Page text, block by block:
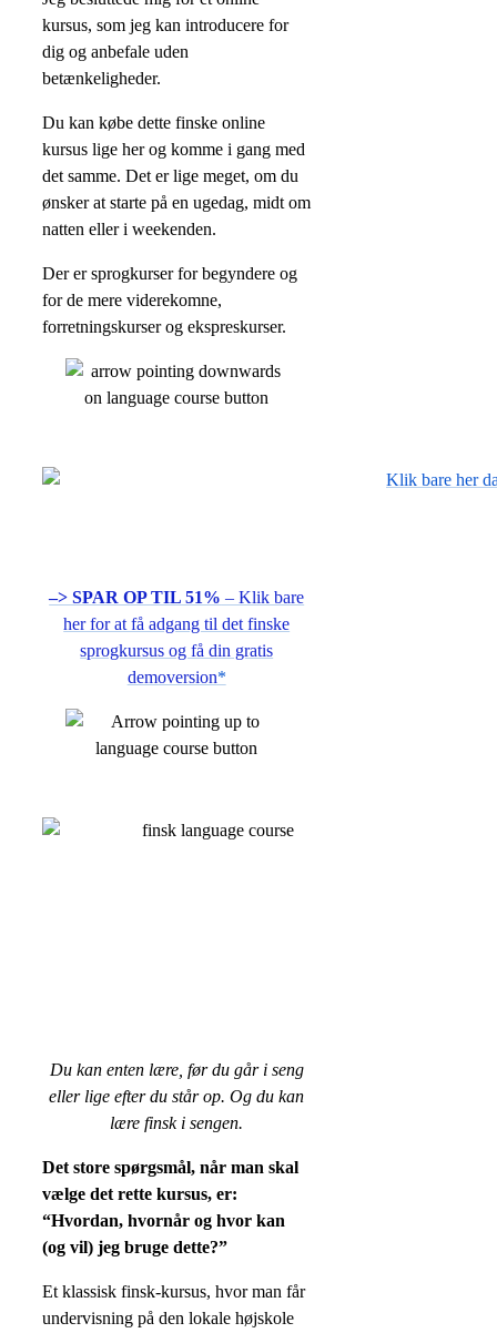
kursus, som jeg kan introducere for
dig og anbefale uden
betænkeligheder.
Du kan købe dette finske online
kursus lige her og komme i gang med
det samme. Det er lige meget, om du
ønsker at starte på en ugedag, midt om
natten eller i weekenden.
Der er sprogkurser for begyndere og
for de mere viderekomne,
forretningskurser og ekspreskurser.
–> SPAR OP TIL 51% – Klik bare
her for at få adgang til det finske
sprogkursus og få din gratis
demoversion*
Du kan enten lære, før du går i seng
eller lige efter du står op. Og du kan
lære finsk i sengen.
Det store spørgsmål, når man skal
vælge det rette kursus, er:
“Hvordan, hvornår og hvor kan
(og vil) jeg bruge dette?”
Et klassisk finsk-kursus, hvor man får
undervisning på den lokale højskole